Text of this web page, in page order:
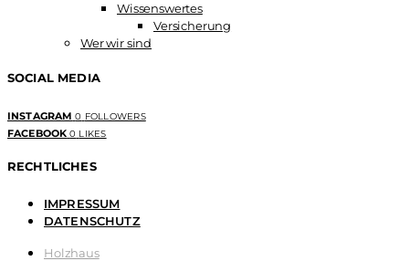
Wissenswertes
Versicherung
Wer wir sind
SOCIAL MEDIA
INSTAGRAM 0 FOLLOWERS
FACEBOOK 0 LIKES
RECHTLICHES
IMPRESSUM
DATENSCHUTZ
Holzhaus